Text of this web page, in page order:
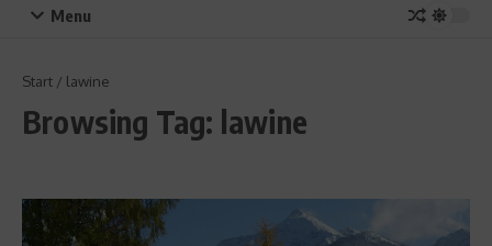
Menu
Start / lawine
Browsing Tag: lawine